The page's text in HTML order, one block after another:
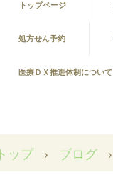
トップページ
処方せん予約
医療ＤＸ推進体制について
トップ › ブログ ›